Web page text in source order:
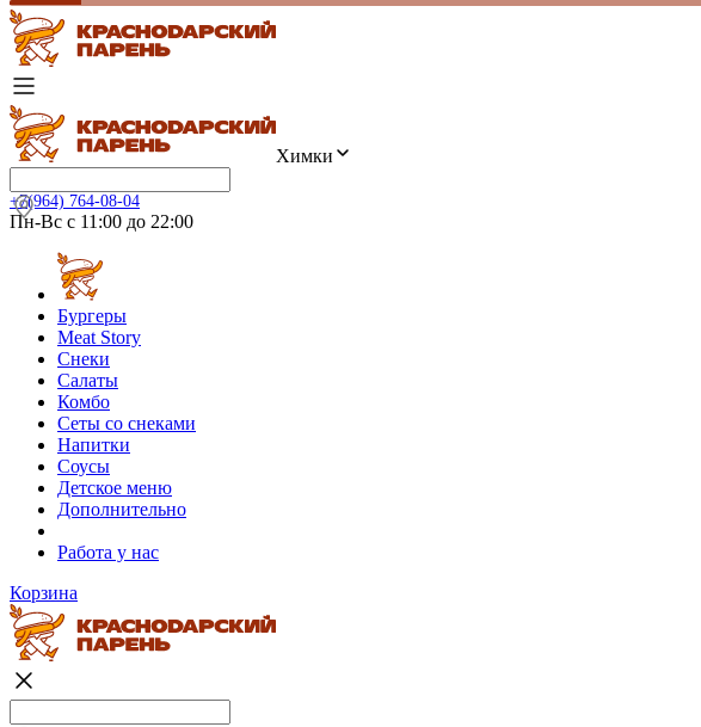
Химки
+7(964) 764-08-04
Пн-Вс с 11:00 до 22:00
Бургеры
Meat Story
Снеки
Салаты
Комбо
Сеты со снеками
Напитки
Соусы
Детское меню
Дополнительно
Работа у нас
Корзина